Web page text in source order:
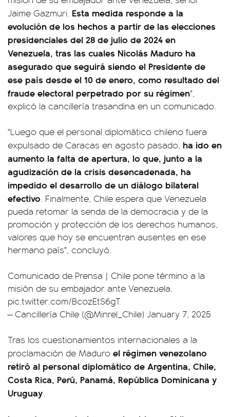
Jaime Gazmuri. Esta medida responde a la
evolución de los hechos a partir de las elecciones
presidenciales del 28 de julio de 2024 en
Venezuela, tras las cuales Nicolás Maduro ha
asegurado que seguirá siendo el Presidente de
ese país desde el 10 de enero, como resultado del
fraude electoral perpetrado por su régimen",
explicó la cancillería trasandina en un comunicado.
"Luego que el personal diplomático chileno fuera
expulsado de Caracas en agosto pasado, ha ido en
aumento la falta de apertura, lo que, junto a la
agudización de la crisis desencadenada, ha
impedido el desarrollo de un diálogo bilateral
efectivo. Finalmente, Chile espera que Venezuela
pueda retomar la senda de la democracia y de la
promoción y protección de los derechos humanos,
valores que hoy se encuentran ausentes en ese
hermano país", concluyó.
Comunicado de Prensa | Chile pone término a la
misión de su embajador ante Venezuela.
pic.twitter.com/BcozEtS6gT
— Cancillería Chile (@Minrel_Chile) January 7, 2025
Tras los cuestionamientos internacionales a la
proclamación de Maduro el régimen venezolano
retiró al personal diplomático de Argentina, Chile,
Costa Rica, Perú, Panamá, República Dominicana y
Uruguay.